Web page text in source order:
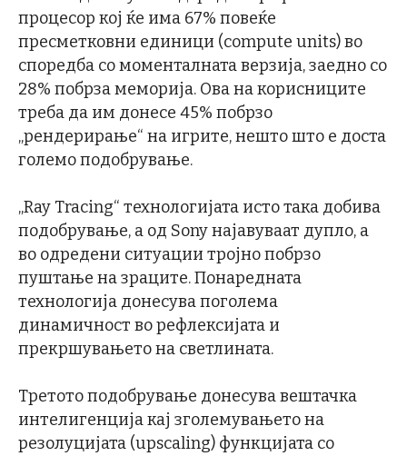
процесор кој ќе има 67% повеќе
пресметковни единици (compute units) во
споредба со моменталната верзија, заедно со
28% побрза меморија. Ова на корисниците
треба да им донесе 45% побрзо
„рендерирање“ на игрите, нешто што е доста
големо подобрување.
„Ray Tracing“ технологијата исто така добива
подобрување, а од Sony најавуваат дупло, а
во одредени ситуации тројно побрзо
пуштање на зраците. Понаредната
технологија донесува поголема
динамичност во рефлексијата и
прекршувањето на светлината.
Третото подобрување донесува вештачка
интелигенција кај зголемувањето на
резолуцијата (upscaling) функцијата со